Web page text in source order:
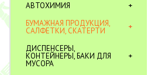
АВТОХИМИЯ
БУМАЖНАЯ ПРОДУКЦИЯ,
САЛФЕТКИ, СКАТЕРТИ
ДИСПЕНСЕРЫ,
КОНТЕЙНЕРЫ, БАКИ ДЛЯ
МУСОРА